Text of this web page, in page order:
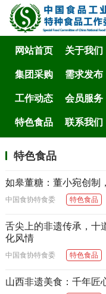
网站首页 关于我们
集团采购 需求发布
工作动态 会员服务
特色食品 联系我们
特色食品
如皋董糖：董小宛创制
中国食协特食委 特色食品
舌尖上的非遗传承，十
化风情
中国食协特食委 特色食品
山西非遗美食：千年匠